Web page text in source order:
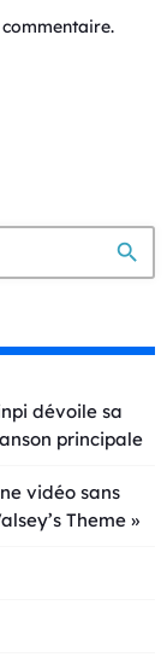
search
dévoile sa
principale
vidéo sans
Theme »